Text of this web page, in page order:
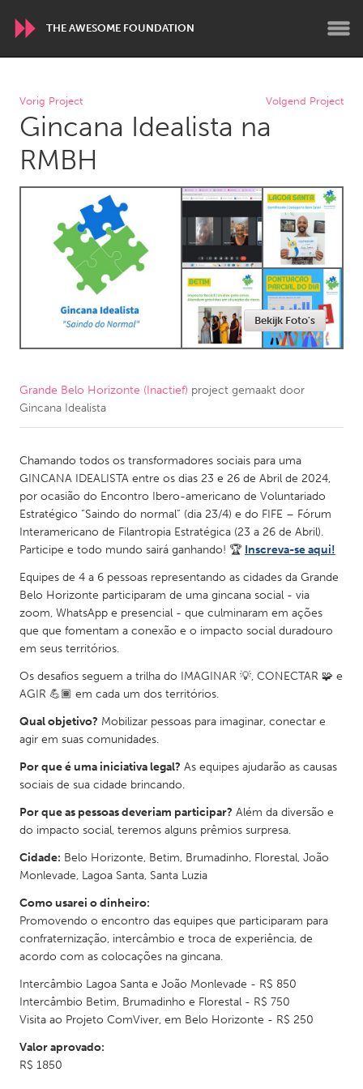
THE AWESOME FOUNDATION
WORLDWIDE
Conservation and Climate
Disability
Dragon Dreaming
Yerevan
AUSTRALIA
Fleurieu
Lake Mac
Lower Hunter
Newcastle
Sydney
CANADA
Newmarket
Ottawa
South Shore
Toronto
MALAYSIA
Kuala Lumpur
NETHERLANDS
Leiden
Utrecht
QATAR
Singapore
UNITED KINGDOM
Glasgow
UNITED STATES
Baltimore, MD
Boston, MA
Burlingame-San Mateo, CA
Cass Clay
Chicago, IL
Vorig Project Volgend Project
Gincana Idealista na
RMBH
Bekijk Foto's
Grande Belo Horizonte (Inactief) project gemaakt door
Gincana Idealista
Chamando todos os transformadores sociais para uma
GINCANA IDEALISTA entre os dias 23 e 26 de Abril de 2024,
por ocasião do Encontro Ibero-americano de Voluntariado
Estratégico “Saindo do normal” (dia 23/4) e do FIFE – Fórum
Interamericano de Filantropia Estratégica (23 a 26 de Abril).
Participe e todo mundo sairá ganhando! 🏆 Inscreva-se aqui!
Equipes de 4 a 6 pessoas representando as cidades da Grande
Belo Horizonte participaram de uma gincana social - via
zoom, WhatsApp e presencial - que culminaram em ações
que que fomentam a conexão e o impacto social duradouro
em seus territórios.
Os desafios seguem a trilha do IMAGINAR 💡, CONECTAR 🧩 e
AGIR 💪🏾 em cada um dos territórios.
Qual objetivo? Mobilizar pessoas para imaginar, conectar e
agir em suas comunidades.
Por que é uma iniciativa legal? As equipes ajudarão as causas
sociais de sua cidade brincando.
Por que as pessoas deveriam participar? Além da diversão e
do impacto social, teremos alguns prêmios surpresa.
Cidade: Belo Horizonte, Betim, Brumadinho, Florestal, João
Monlevade, Lagoa Santa, Santa Luzia
Como usarei o dinheiro:
Promovendo o encontro das equipes que participaram para
confraternização, intercâmbio e troca de experiência, de
acordo com as colocações na gincana.
Intercâmbio Lagoa Santa e João Monlevade - R$ 850
Intercâmbio Betim, Brumadinho e Florestal - R$ 750
Visita ao Projeto ComViver, em Belo Horizonte - R$ 250
Valor aprovado:
R$ 1850